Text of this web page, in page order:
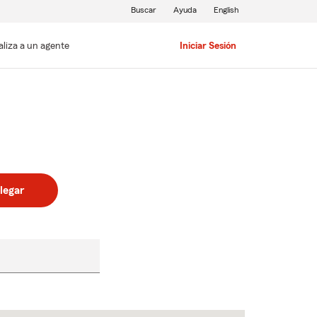
a un agente Iniciar Sesión
Buscar Ayuda English